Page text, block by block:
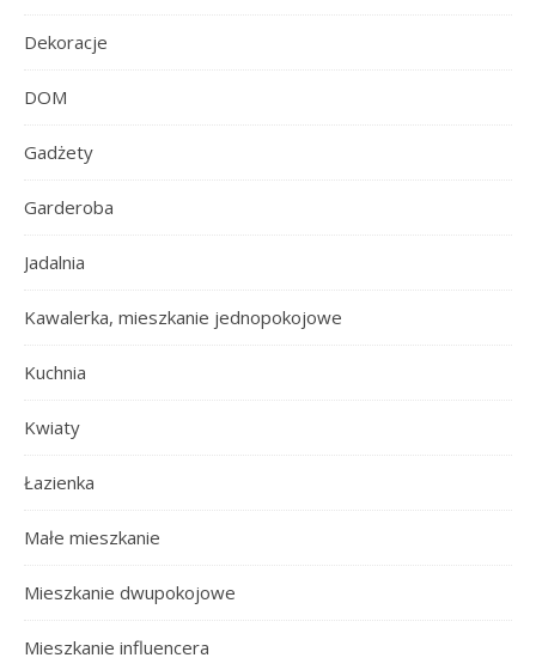
Dekoracje
DOM
Gadżety
Garderoba
Jadalnia
Kawalerka, mieszkanie jednopokojowe
Kuchnia
Kwiaty
Łazienka
Małe mieszkanie
Mieszkanie dwupokojowe
Mieszkanie influencera